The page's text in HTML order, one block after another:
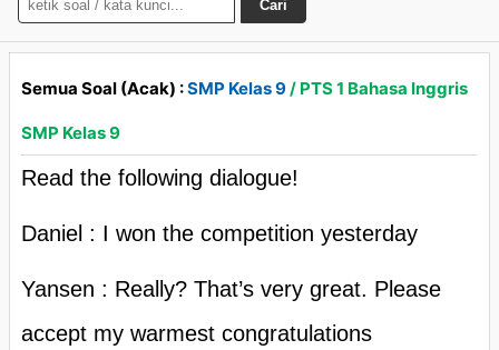
Cari
Semua Soal (Acak) :SMP Kelas 9/ PTS 1 Bahasa Inggris
SMP Kelas 9
Read the following dialogue!
Daniel : I won the competition yesterday
Yansen : Really? That’s very great. Please
accept my warmest congratulations